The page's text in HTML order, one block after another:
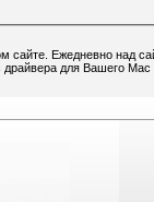
сайте. Ежедневно над
драйвера для Вашего Mac